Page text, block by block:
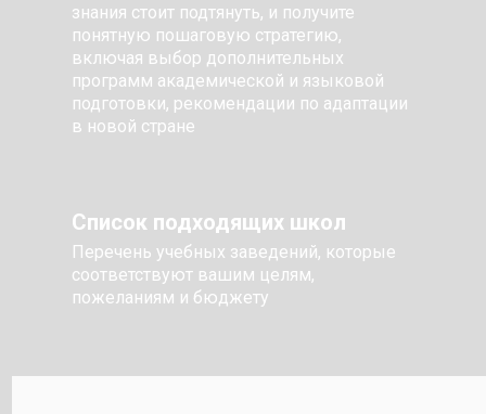
знания стоит подтянуть, и получите
понятную пошаговую стратегию,
включая выбор дополнительных
программ академической и языковой
подготовки, рекомендации по адаптации
в новой стране
Перечень учебных заведений, которые
соответствуют вашим целям,
пожеланиям и бюджету
Список подходящих школ